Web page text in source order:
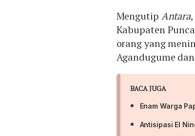
Mengutip Antara
Kabupaten
orang yang
Agandugume
BACA JUGA
Enam Warga
Antisipasi El